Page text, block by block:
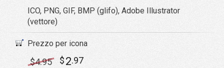
ICO, PNG, GIF, BMP (glifo), Adobe Illustrator
(vettore)
Prezzo per icona
$4.95 $2.97